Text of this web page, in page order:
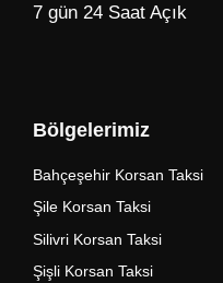
7 gün 24 Saat Açık
Bölgelerimiz
Bahçeşehir Korsan Taksi
Şile Korsan Taksi
Silivri Korsan Taksi
Şişli Korsan Taksi